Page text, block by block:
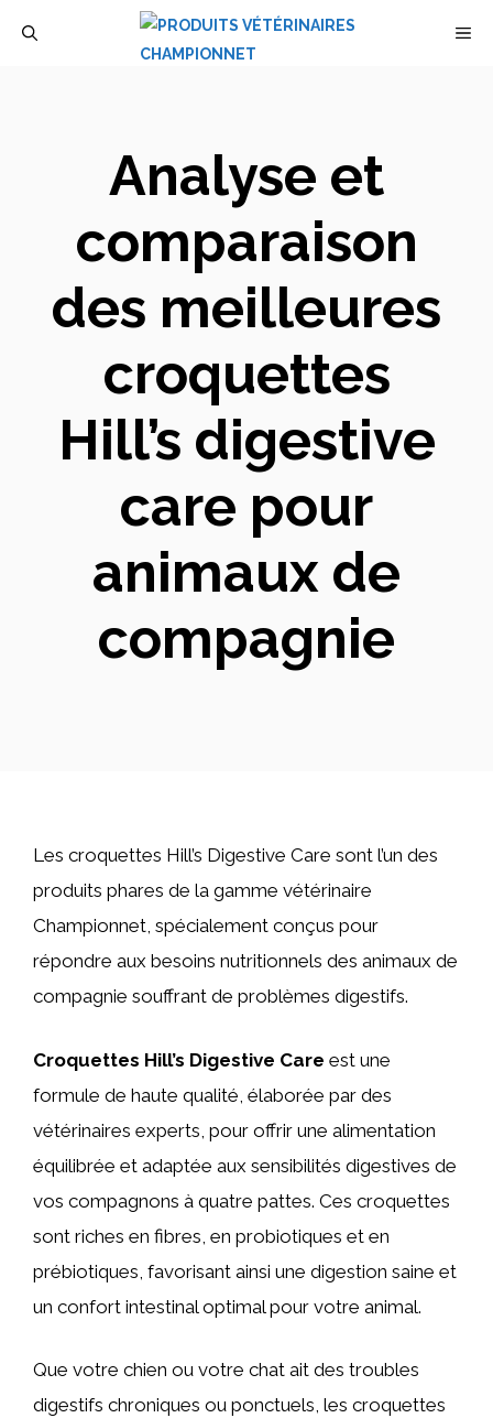
Analyse et
comparaison
des meilleures
croquettes
Hill’s digestive
care pour
animaux de
compagnie
Les croquettes Hill’s Digestive Care sont l’un des
produits phares de la gamme vétérinaire
Championnet, spécialement conçus pour
répondre aux besoins nutritionnels des animaux de
compagnie souffrant de problèmes digestifs.
Croquettes Hill’s Digestive Care est une
formule de haute qualité, élaborée par des
vétérinaires experts, pour offrir une alimentation
équilibrée et adaptée aux sensibilités digestives de
vos compagnons à quatre pattes. Ces croquettes
sont riches en fibres, en probiotiques et en
prébiotiques, favorisant ainsi une digestion saine et
un confort intestinal optimal pour votre animal.
Que votre chien ou votre chat ait des troubles
digestifs chroniques ou ponctuels, les croquettes